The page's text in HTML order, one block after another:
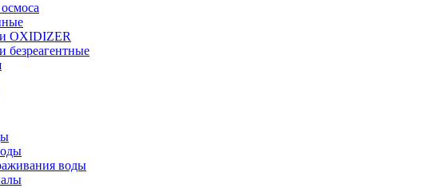
OXIDIZER
безреагентные
воды